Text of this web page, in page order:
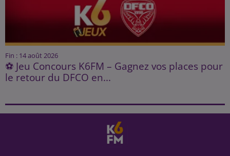
Fin : 14 août 2026
⚽ Jeu Concours K6FM – Gagnez vos places pour
le retour du DFCO en...